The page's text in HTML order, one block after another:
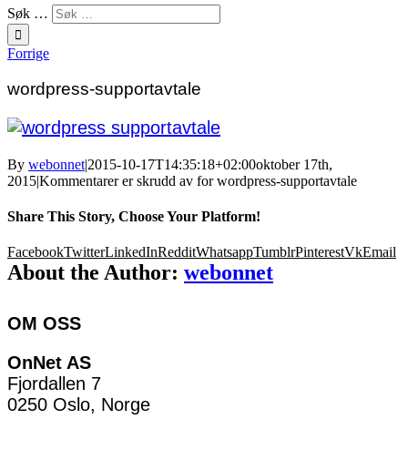
Søk …
Forrige
wordpress-supportavtale
By webonnet|2015-10-17T14:35:18+02:00oktober 17th,
2015|Kommentarer er skrudd av for wordpress-supportavtale
Share This Story, Choose Your Platform!
FacebookTwitterLinkedInRedditWhatsappTumblrPinterestVkEmail
About the Author: webonnet
OM OSS
OnNet AS
Fjordallen 7
0250 Oslo, Norge